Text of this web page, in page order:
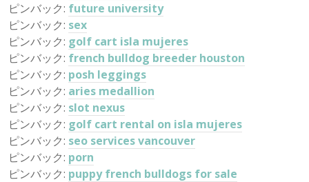
ピンバック: future university
ピンバック: sex
ピンバック: golf cart isla mujeres
ピンバック: french bulldog breeder houston
ピンバック: posh leggings
ピンバック: aries medallion
ピンバック: slot nexus
ピンバック: golf cart rental on isla mujeres
ピンバック: seo services vancouver
ピンバック: porn
ピンバック: puppy french bulldogs for sale